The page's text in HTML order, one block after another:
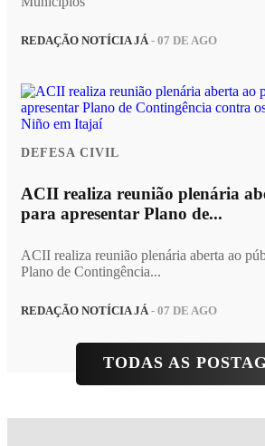
REDAÇÃO NOTÍCIA JÁ - 07 DE AGO
DEFESA CIVIL
ACII realiza reunião plenária
para apresentar Plano de...
ACII realiza reunião plenária aberta ao
Plano de Contingência...
REDAÇÃO NOTÍCIA JÁ- 07 DE AGO
TODAS AS